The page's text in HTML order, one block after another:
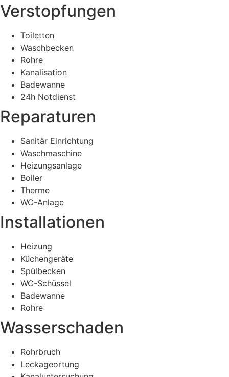
Verstopfungen
Toiletten
Waschbecken
Rohre
Kanalisation
Badewanne
24h Notdienst
Reparaturen
Sanitär Einrichtung
Waschmaschine
Heizungsanlage
Boiler
Therme
WC-Anlage
Installationen
Heizung
Küchengeräte
Spülbecken
WC-Schüssel
Badewanne
Rohre
Wasserschaden
Rohrbruch
Leckageortung